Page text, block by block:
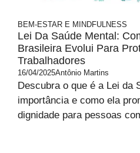
BEM-ESTAR E MINDFULNESS
Lei Da Saúde Mental:
Brasileira Evolui Para
Trabalhadores
16/04/2025Antônio Martins
Descubra o que é a Lei da
importância e como ela
dignidade para pessoas